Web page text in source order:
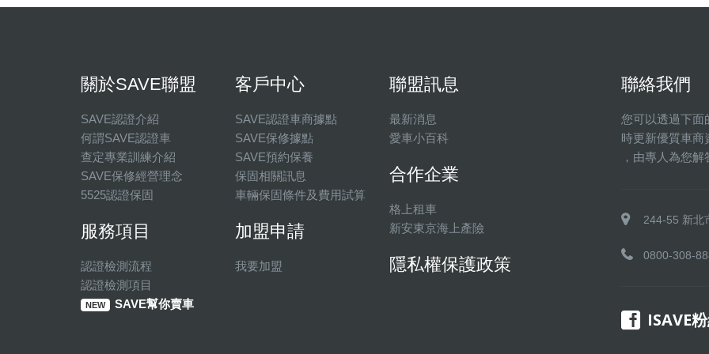
關於SAVE聯盟
SAVE認證介紹
何謂SAVE認證車
查定專業訓練介紹
SAVE保修經營理念
5525認證保固
服務項目
認證檢測流程
認證檢測項目
NEW SAVE幫你賣車
客戶中心
SAVE認證車商據點
SAVE保修據點
SAVE預約保養
保固相關訊息
車輛保固條件及費用試算
加盟申請
我要加盟
聯盟訊息
最新消息
愛車小百科
合作企業
格上租車
新安東京海上產險
隱私權保護政策
聯絡我們
您可以透過下面
時更新優質車商
，由專人為您解
244-55 新北
0800-308-
ISAVE